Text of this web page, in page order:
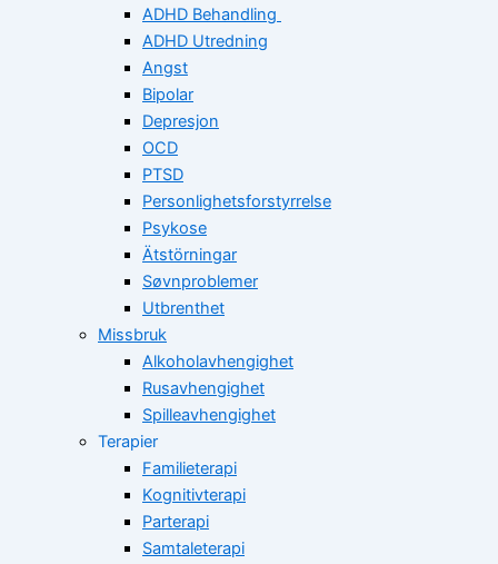
ADHD Behandling
ADHD Utredning
Angst
Bipolar
Depresjon
OCD
PTSD
Personlighetsforstyrrelse
Psykose
Ätstörningar
Søvnproblemer
Utbrenthet
Missbruk
Alkoholavhengighet
Rusavhengighet
Spilleavhengighet
Terapier
Familieterapi
Kognitivterapi
Parterapi
Samtaleterapi